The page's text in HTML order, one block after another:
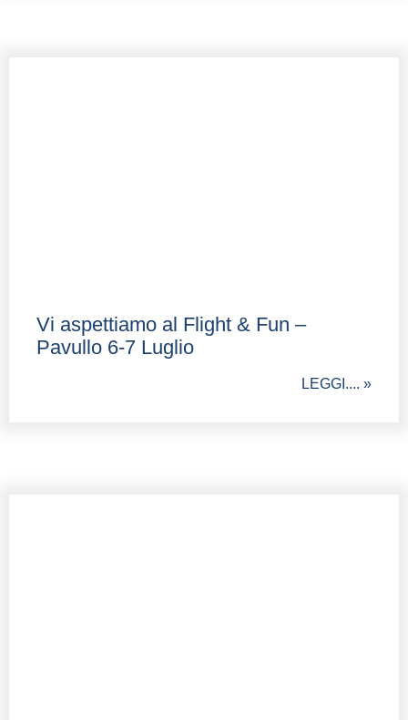
Vi aspettiamo al Flight & Fun –
Pavullo 6-7 Luglio
LEGGI.... »